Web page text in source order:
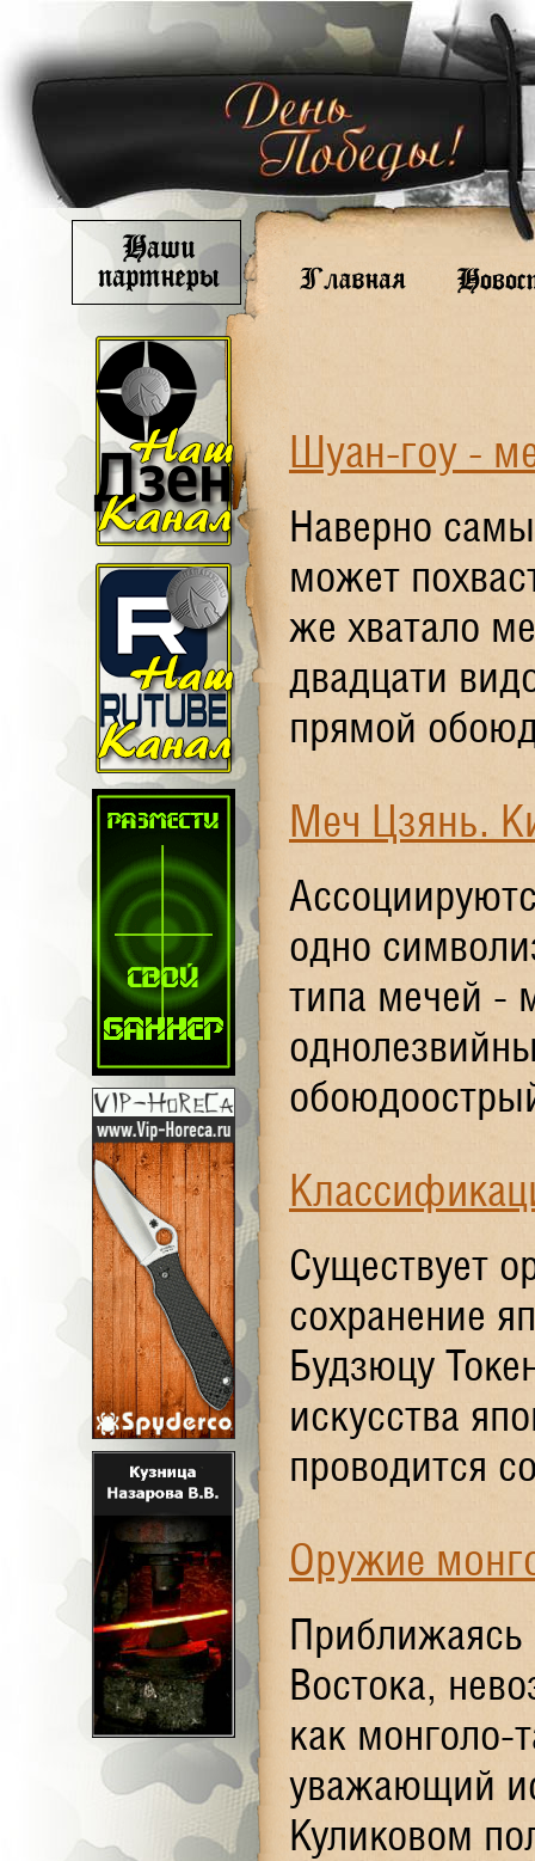
Шуан-гоу -
Наверно
может
же хватало
двадцати
прямой
Меч Цзянь.
одно
типа мечей -
Существует
сохранение
Будзюцу
искусства
проводится
Оружие
Приближаясь
Востока,
как монголо-
уважающий
Куликовом